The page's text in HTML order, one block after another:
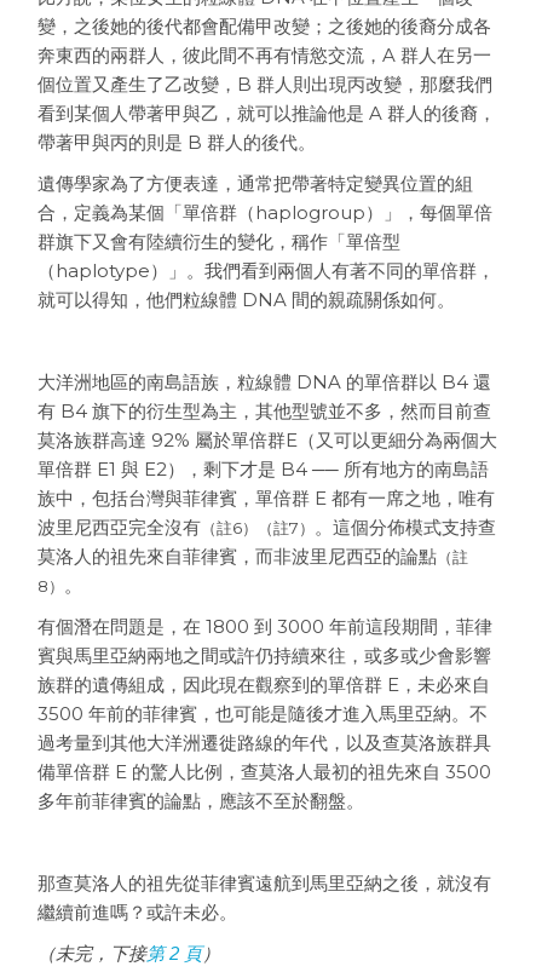
變，之後她的後代都會配備甲改變；之後她的後裔分成各
奔東西的兩群人，彼此間不再有情慾交流，A 群人在另一
個位置又產生了乙改變，B 群人則出現丙改變，那麼我們
看到某個人帶著甲與乙，就可以推論他是 A 群人的後裔，
帶著甲與丙的則是 B 群人的後代。
遺傳學家為了方便表達，通常把帶著特定變異位置的組
合，定義為某個「單倍群（haplogroup）」，每個單倍
群旗下又會有陸續衍生的變化，稱作「單倍型
（haplotype）」。我們看到兩個人有著不同的單倍群，
就可以得知，他們粒線體 DNA 間的親疏關係如何。
大洋洲地區的南島語族，粒線體 DNA 的單倍群以 B4 還
有 B4 旗下的衍生型為主，其他型號並不多，然而目前查
莫洛族群高達 92% 屬於單倍群E（又可以更細分為兩個大
單倍群 E1 與 E2），剩下才是 B4 ── 所有地方的南島語
族中，包括台灣與菲律賓，單倍群 E 都有一席之地，唯有
波里尼西亞完全沒有 （註6）（註7） 。這個分佈模式支持查
莫洛人的祖先來自菲律賓，而非波里尼西亞的論點 （註
8） 。
有個潛在問題是，在 1800 到 3000 年前這段期間，菲律
賓與馬里亞納兩地之間或許仍持續來往，或多或少會影響
族群的遺傳組成，因此現在觀察到的單倍群 E，未必來自
3500 年前的菲律賓，也可能是隨後才進入馬里亞納。不
過考量到其他大洋洲遷徙路線的年代，以及查莫洛族群具
備單倍群 E 的驚人比例，查莫洛人最初的祖先來自 3500
多年前菲律賓的論點，應該不至於翻盤。
那查莫洛人的祖先從菲律賓遠航到馬里亞納之後，就沒有
繼續前進嗎？或許未必。
（未完，下接第 2 頁）